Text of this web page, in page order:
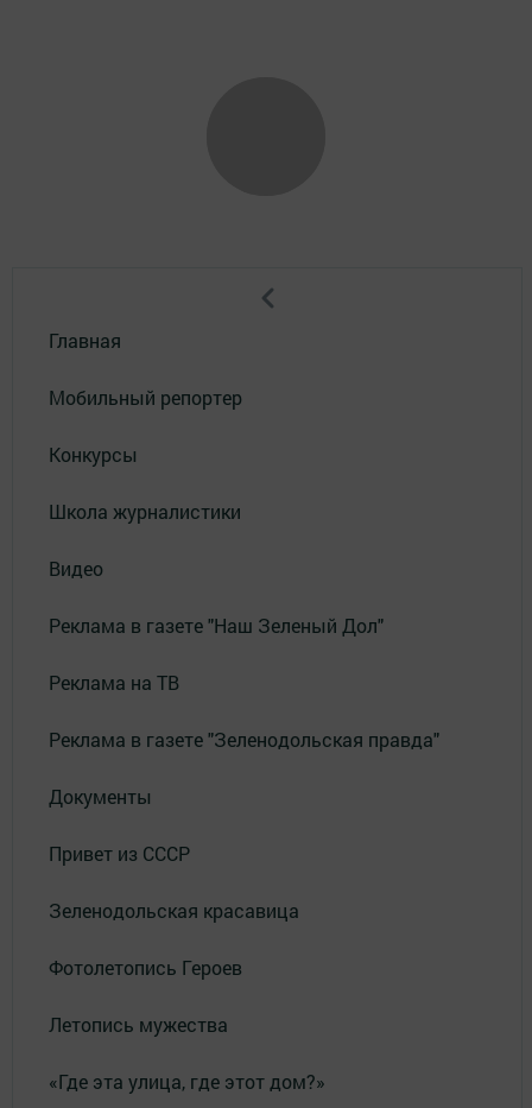
Главная
Мобильный репортер
Конкурсы
Школа журналистики
Видео
Реклама в газете "Наш Зеленый Дол"
Реклама на ТВ
Реклама в газете "Зеленодольская правда"
Документы
Привет из СССР
Зеленодольская красавица
Фотолетопись Героев
Летопись мужества
«Где эта улица, где этот дом?»